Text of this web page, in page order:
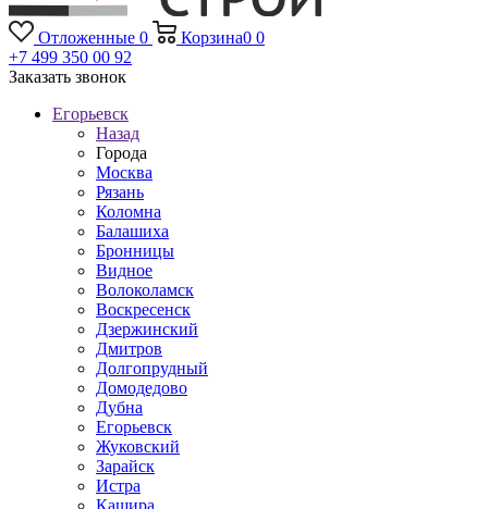
Отложенные 0 Корзина0 0
+7 499 350 00 92
Заказать звонок
Егорьевск
Назад
Города
Москва
Рязань
Коломна
Балашиха
Бронницы
Видное
Волоколамск
Воскресенск
Дзержинский
Дмитров
Долгопрудный
Домодедово
Дубна
Егорьевск
Жуковский
Зарайск
Истра